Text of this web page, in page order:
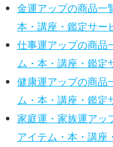
金運アップの商品一
本・講座・鑑定サー
仕事運アップの商品
ム・本・講座・鑑定
健康運アップの商品
ム・本・講座・鑑定
家庭運・家族運アッ
アイテム・本・講座